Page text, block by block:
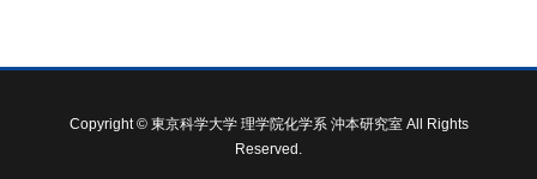
Copyright © 東京科学大学 理学院化学系 沖本研究室 All Rights
Reserved.